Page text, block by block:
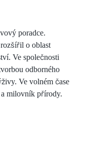
poradce.
o oblast
Ve společnosti
odborného
Ve volném čase
milovník přírody.